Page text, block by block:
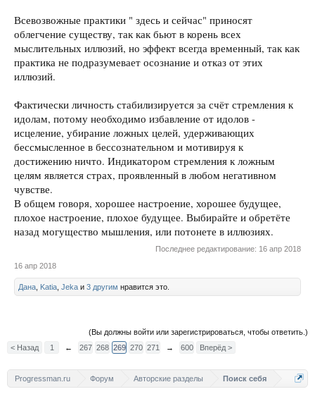
Всевозвожные практики " здесь и сейчас" приносят
облегчение существу, так как бьют в корень всех
мыслительных иллюзий, но эффект всегда временный, так как
практика не подразумевает осознание и отказ от этих
иллюзий.
Фактически личность стабилизируется за счёт стремления к
идолам, потому необходимо избавление от идолов -
исцеление, убирание ложных целей, удерживающих
бессмысленное в бессознательном и мотивируя к
достижению ничто. Индикатором стремления к ложным
целям является страх, проявленный в любом негативном
чувстве.
В общем говоря, хорошее настроение, хорошее будущее,
плохое настроение, плохое будущее. Выбирайте и обретёте
назад могущество мышления, или потонете в иллюзиях.
Последнее редактирование: 16 апр 2018
16 апр 2018
Дана, Katia, Jeka и 3 другим нравится это.
(Вы должны войти или зарегистрироваться, чтобы ответить.)
< Назад
1 ← 267 268 269 270 271 → 600 Вперёд >
Progressman.ru Форум Авторские разделы Поиск себя